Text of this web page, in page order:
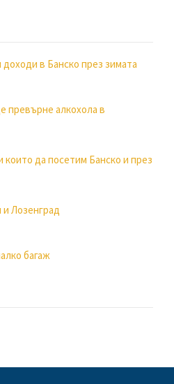
в Банско през зимата
превърне алкохола в
които да посетим Банско и през
Лозенград
багаж